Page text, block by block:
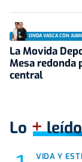
ONDA VASCA CON
La Movida
Mesa redonda
central
Lo +leído
VIDA Y